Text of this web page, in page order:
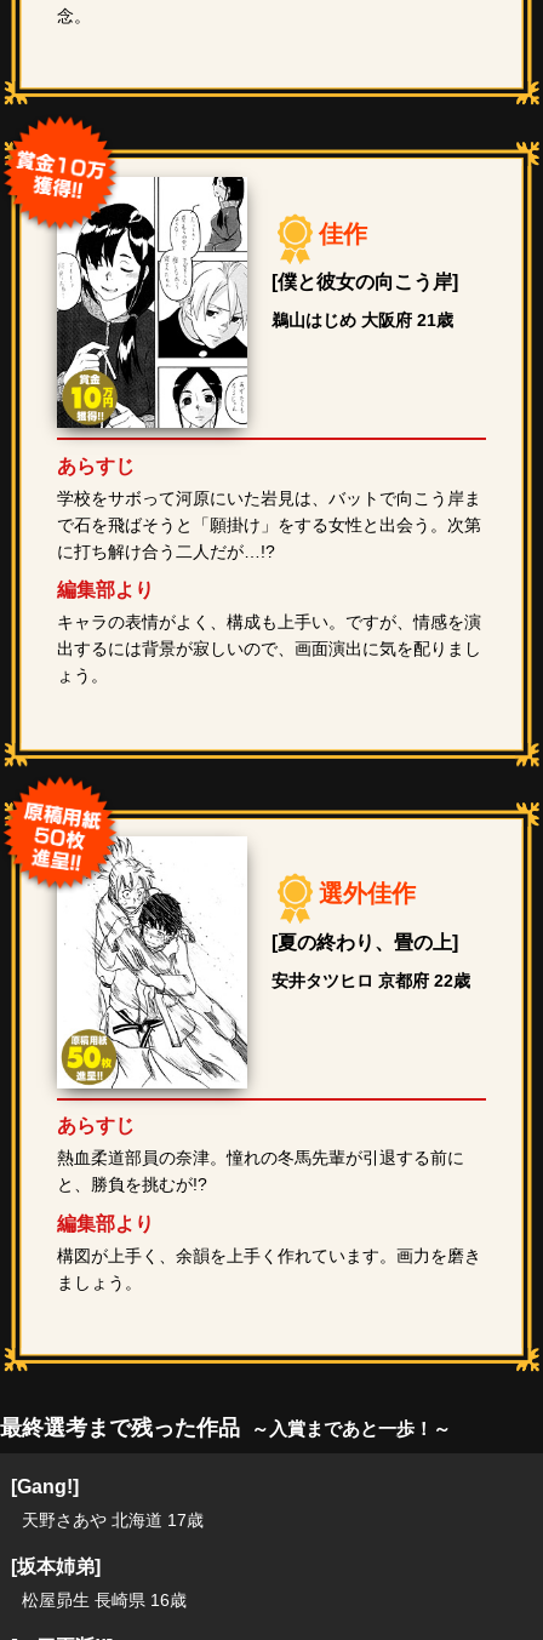
念。
佳作
[僕と彼女の向こう岸]
鵜山はじめ 大阪府 21歳
あらすじ
学校をサボって河原にいた岩見は、バットで向こう岸ま
で石を飛ばそうと「願掛け」をする女性と出会う。次第
に打ち解け合う二人だが…!?
編集部より
キャラの表情がよく、構成も上手い。ですが、情感を演
出するには背景が寂しいので、画面演出に気を配りまし
ょう。
選外佳作
[夏の終わり、畳の上]
安井タツヒロ 京都府 22歳
あらすじ
熱血柔道部員の奈津。憧れの冬馬先輩が引退する前に
と、勝負を挑むが!?
編集部より
構図が上手く、余韻を上手く作れています。画力を磨き
ましょう。
最終選考まで残った作品 ～入賞まであと一歩！～
[Gang!]
天野さあや 北海道 17歳
[坂本姉弟]
松屋昴生 長崎県 16歳